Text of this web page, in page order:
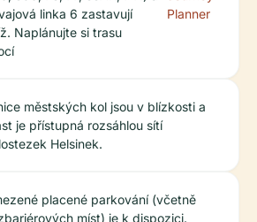
linka 6 zastavují
Naplánujte si trasu
Planner
městských kol jsou v blízkosti a
je přístupná rozsáhlou sítí
Helsinek.
placené parkování (včetně
míst) je k dispozici.